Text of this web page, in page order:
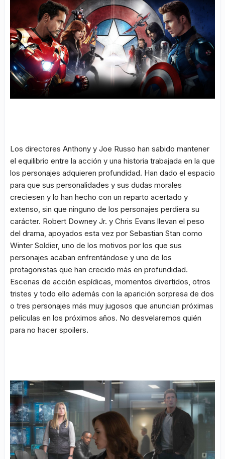
Los directores Anthony y Joe Russo han sabido mantener
el equilibrio entre la acción y una historia trabajada en la que
los personajes adquieren profundidad. Han dado el espacio
para que sus personalidades y sus dudas morales
creciesen y lo han hecho con un reparto acertado y
extenso, sin que ninguno de los personajes perdiera su
carácter. Robert Downey Jr. y Chris Evans llevan el peso
del drama, apoyados esta vez por Sebastian Stan como
Winter Soldier, uno de los motivos por los que sus
personajes acaban enfrentándose y uno de los
protagonistas que han crecido más en profundidad.
Escenas de acción espídicas, momentos divertidos, otros
tristes y todo ello además con la aparición sorpresa de dos
o tres personajes más muy jugosos que anuncian próximas
películas en los próximos años. No desvelaremos quién
para no hacer spoilers.